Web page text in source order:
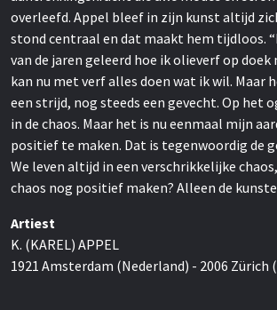
overleefd. Appel bleef in zijn kunst altijd
stond centraal en dat maakt hem tijdloos.
van de jaren geleerd hoe ik olieverf op
kan nu met verf alles doen wat ik wil. Maar
een strijd, nog steeds een gevecht. Op het
in de chaos. Maar het is nu eenmaal mijn
positief te maken. Dat is tegenwoordig de
We leven altijd in een verschrikkelijke
chaos nog positief maken? Alleen de
Artiest
K. (KAREL) APPEL
1921 Amsterdam (Nederland) - 2006 Zürich